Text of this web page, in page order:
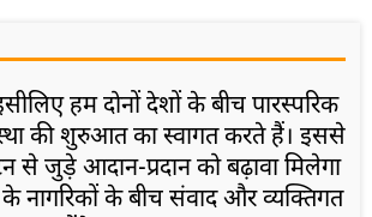
हम दोनों देशों के बीच पारस्परिक
की शुरुआत का स्वागत करते हैं। इससे
से जुड़े आदान-प्रदान को बढ़ावा मिलेगा
के बीच संवाद और व्यक्तिगत